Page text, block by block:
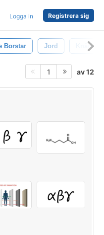
Logga in Registrera sig
Borstar Jord Knäckt
1 av 12